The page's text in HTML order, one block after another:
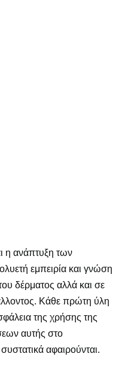
σιδερίτη*
η ανάπτυξη των
εμπειρία και γνώση
δέρματος αλλά και σε
Κάθε πρώτη ύλη
της χρήσης της
αυτής στο
αφαιρούνται.